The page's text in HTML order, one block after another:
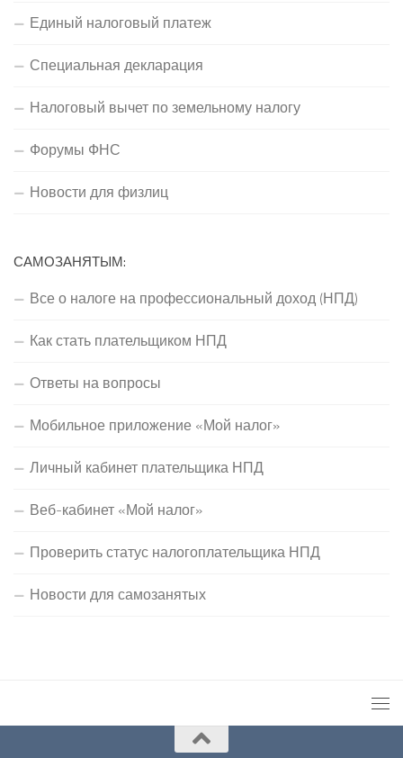
Единый налоговый платеж
Специальная декларация
Налоговый вычет по земельному налогу
Форумы ФНС
Новости для физлиц
САМОЗАНЯТЫМ:
Все о налоге на профессиональный доход (НПД)
Как стать плательщиком НПД
Ответы на вопросы
Мобильное приложение «Мой налог»
Личный кабинет плательщика НПД
Веб-кабинет «Мой налог»
Проверить статус налогоплательщика НПД
Новости для самозанятых